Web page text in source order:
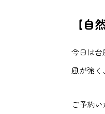
【自
今日は台
風が強く
ご予約